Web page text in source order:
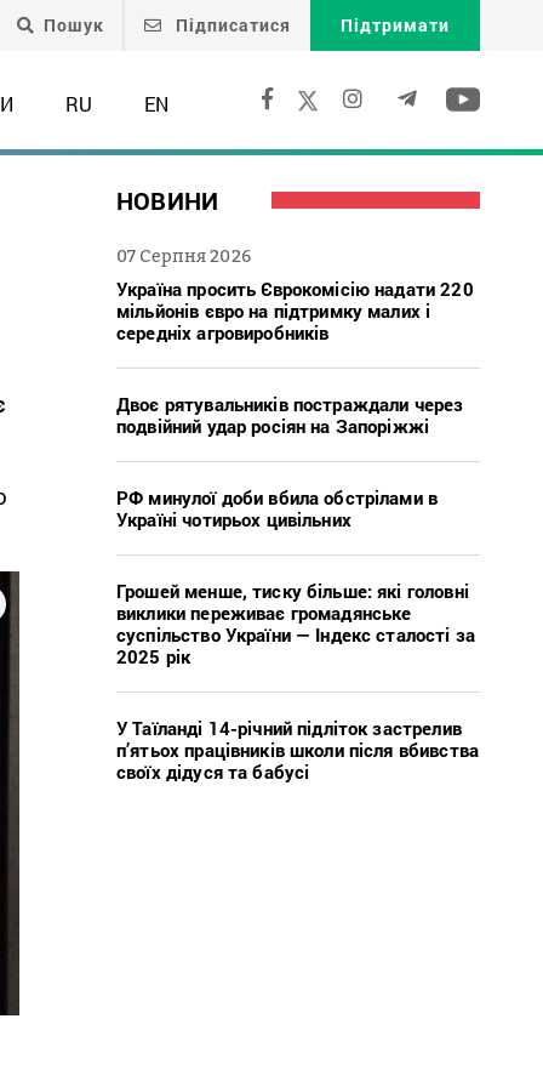
Пошук Підписатися Підтримати
RU EN
НОВИНИ
07 Серпня 2026
Україна просить Єврокомісію надати 220
мільйонів євро на підтримку малих і
середніх агровиробників
Двоє рятувальників постраждали через
подвійний удар росіян на Запоріжжі
РФ минулої доби вбила обстрілами в
Україні чотирьох цивільних
Грошей менше, тиску більше: які головні
виклики переживає громадянське
суспільство України — Індекс сталості за
2025 рік
У Таїланді 14-річний підліток застрелив
п’ятьох працівників школи після вбивства
своїх дідуся та бабусі